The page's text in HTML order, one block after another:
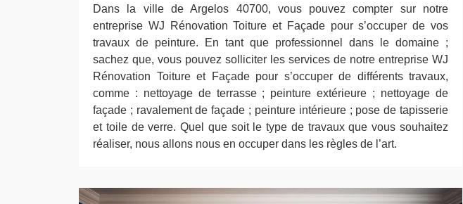
Dans la ville de Argelos 40700, vous pouvez compter sur notre
entreprise WJ Rénovation Toiture et Façade pour s’occuper de vos
travaux de peinture. En tant que professionnel dans le domaine ;
sachez que, vous pouvez solliciter les services de notre entreprise WJ
Rénovation Toiture et Façade pour s’occuper de différents travaux,
comme : nettoyage de terrasse ; peinture extérieure ; nettoyage de
façade ; ravalement de façade ; peinture intérieure ; pose de tapisserie
et toile de verre. Quel que soit le type de travaux que vous souhaitez
réaliser, nous allons nous en occuper dans les règles de l’art.